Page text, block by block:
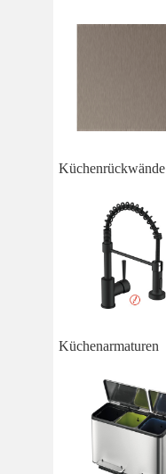
Küchenrückwände
Küchenarmaturen